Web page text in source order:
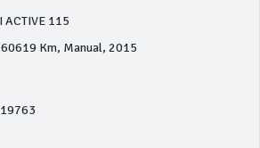
ACTIVE 115
Km, Manual, 2015